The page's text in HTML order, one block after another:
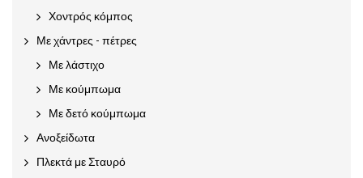
Χοντρός κόμπος
Με χάντρες - πέτρες
Με λάστιχο
Με κούμπωμα
Με δετό κούμπωμα
Ανοξείδωτα
Πλεκτά με Σταυρό